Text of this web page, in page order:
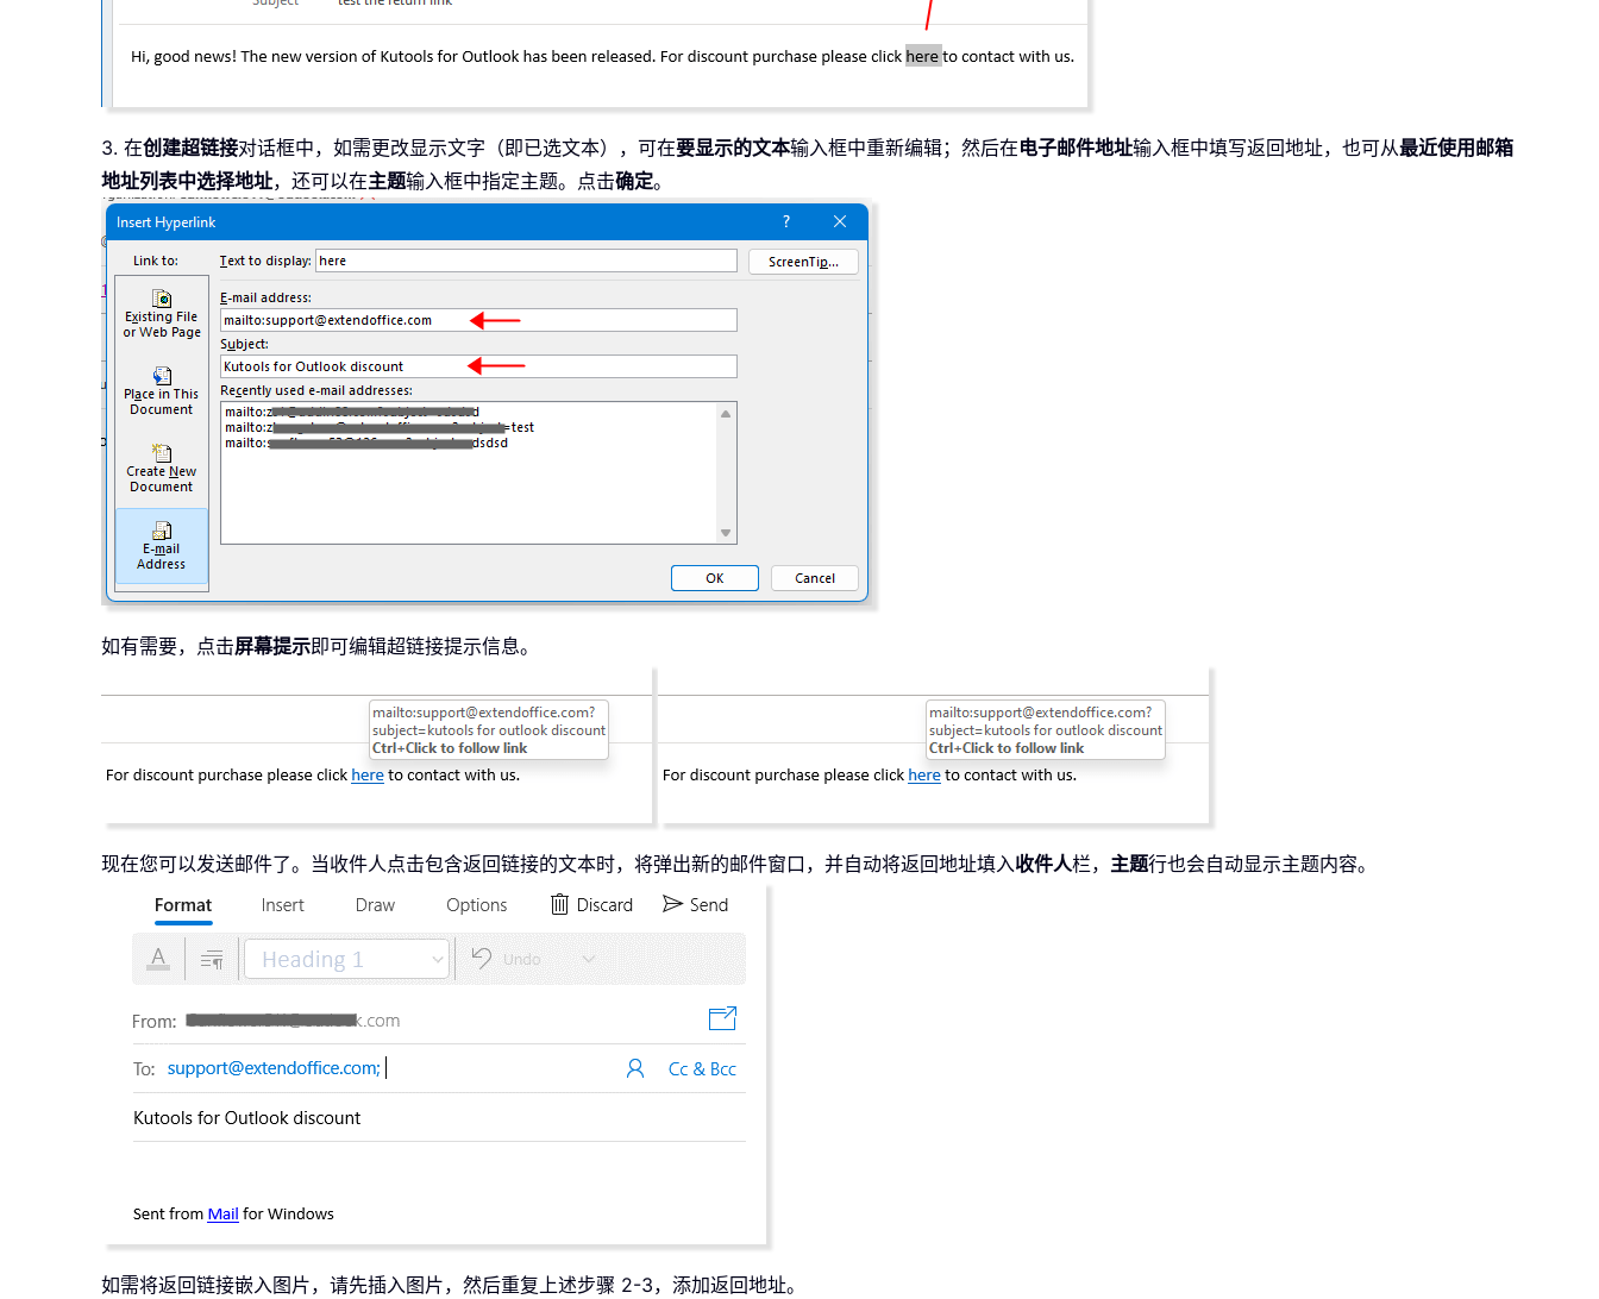
3. 在创建超链接对话框中，如需更改显示文字（即已选文本），可在要显示的文本输入框中重新编辑；然后在电子邮件地址输入框中填写返回地址，也可从最近使用邮箱
地址列表中选择地址，还可以在主题输入框中指定主题。点击确定。
如有需要，点击屏幕提示即可编辑超链接提示信息。
现在您可以发送邮件了。当收件人点击包含返回链接的文本时，将弹出新的邮件窗口，并自动将返回地址填入收件人栏， 主题行也会自动显示主题内容。
如需将返回链接嵌入图片，请先插入图片，然后重复上述步骤 2-3，添加返回地址。